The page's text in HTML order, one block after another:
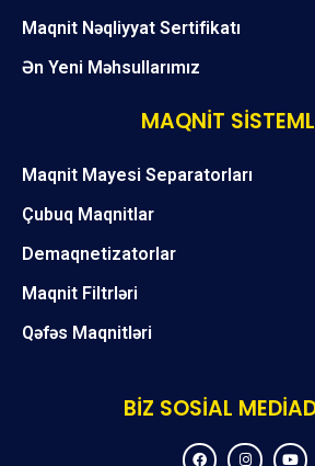
Maqnit Nəqliyyat Sertifikatı
Ən Yeni Məhsullarımız
MAQNİT
Maqnit Mayesi Separatorları
Çubuq Maqnitlar
Demaqnetizatorlar
Maqnit Filtrləri
Qəfəs Maqnitləri
BİZ SOSİAL
F I Y